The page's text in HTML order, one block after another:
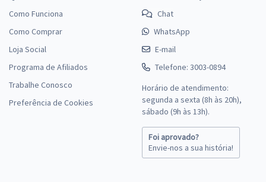
Como Funciona
Como Comprar
Loja Social
Programa de Afiliados
Trabalhe Conosco
Preferência de Cookies
Chat
WhatsApp
E-mail
Telefone: 3003-0894
Horário de atendimento:
segunda a sexta (8h às 20h),
sábado (9h às 13h).
Foi aprovado?
Envie-nos a sua história!